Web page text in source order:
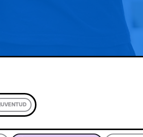
JUVENTUD